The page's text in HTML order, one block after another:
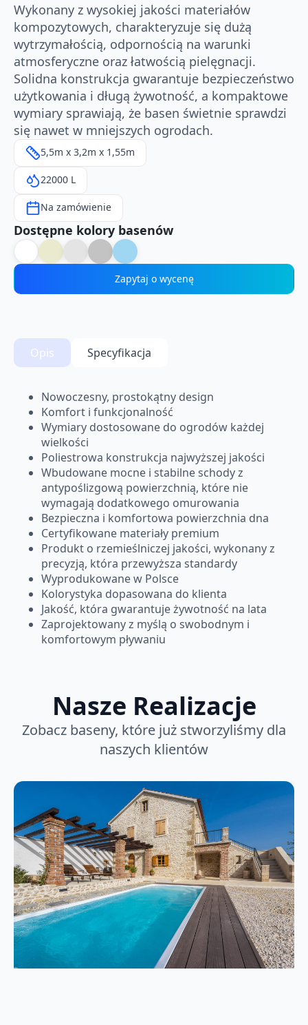
Wykonany z wysokiej jakości materiałów
kompozytowych, charakteryzuje się dużą
wytrzymałością, odpornością na warunki
atmosferyczne oraz łatwością pielęgnacji.
Solidna konstrukcja gwarantuje bezpieczeństwo
użytkowania i długą żywotność, a kompaktowe
wymiary sprawiają, że basen świetnie sprawdzi
się nawet w mniejszych ogrodach.
5,5m x 3,2m x 1,55m
22000 L
Na zamówienie
Dostępne kolory basenów
Zapytaj o wycenę
Opis Specyfikacja
Nowoczesny, prostokątny design
Komfort i funkcjonalność
Wymiary dostosowane do ogrodów każdej
wielkości
Poliestrowa konstrukcja najwyższej jakości
Wbudowane mocne i stabilne schody z
antypoślizgową powierzchnią, które nie
wymagają dodatkowego omurowania
Bezpieczna i komfortowa powierzchnia dna
Certyfikowane materiały premium
Produkt o rzemieślniczej jakości, wykonany z
precyzją, która przewyższa standardy
Wyprodukowane w Polsce
Kolorystyka dopasowana do klienta
Jakość, która gwarantuje żywotność na lata
Zaprojektowany z myślą o swobodnym i
komfortowym pływaniu
Nasze Realizacje
Zobacz baseny, które już stworzyliśmy dla
naszych klientów